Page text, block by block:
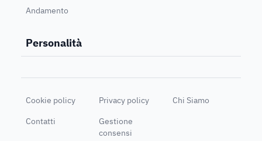
Andamento
Personalità
Cookie policy Privacy policy
Chi Siamo
Contatti
Gestione
consensi